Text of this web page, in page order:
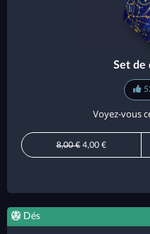
Set de
Voyez-vous
8,00 €4,00 €
Dés